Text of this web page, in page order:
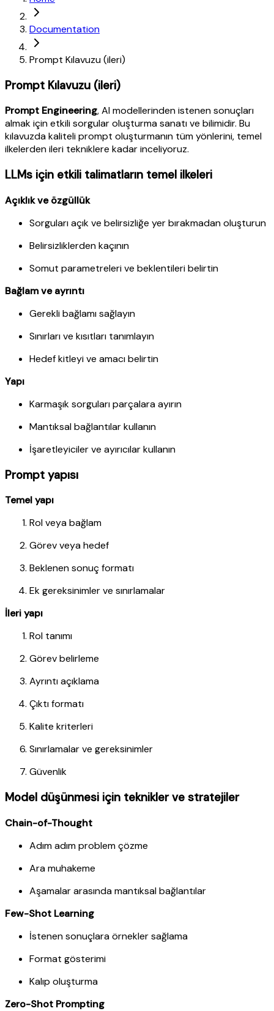
Documentation
Prompt Kılavuzu (ileri)
Prompt Kılavuzu (ileri)
Prompt Engineering, AI modellerinden istenen sonuçları
almak için etkili sorgular oluşturma sanatı ve bilimidir. Bu
kılavuzda kaliteli prompt oluşturmanın tüm yönlerini, temel
ilkelerden ileri tekniklere kadar inceliyoruz.
LLMs için etkili talimatların temel ilkeleri
Açıklık ve özgüllük
Sorguları açık ve belirsizliğe yer bırakmadan oluşturun
Belirsizliklerden kaçının
Somut parametreleri ve beklentileri belirtin
Bağlam ve ayrıntı
Gerekli bağlamı sağlayın
Sınırları ve kısıtları tanımlayın
Hedef kitleyi ve amacı belirtin
Yapı
Karmaşık sorguları parçalara ayırın
Mantıksal bağlantılar kullanın
İşaretleyiciler ve ayırıcılar kullanın
Prompt yapısı
Temel yapı
Rol veya bağlam
Görev veya hedef
Beklenen sonuç formatı
Ek gereksinimler ve sınırlamalar
İleri yapı
Rol tanımı
Görev belirleme
Ayrıntı açıklama
Çıktı formatı
Kalite kriterleri
Sınırlamalar ve gereksinimler
Güvenlik
Model düşünmesi için teknikler ve stratejiler
Chain-of-Thought
Adım adım problem çözme
Ara muhakeme
Aşamalar arasında mantıksal bağlantılar
Few-Shot Learning
İstenen sonuçlara örnekler sağlama
Format gösterimi
Kalıp oluşturma
Zero-Shot Prompting